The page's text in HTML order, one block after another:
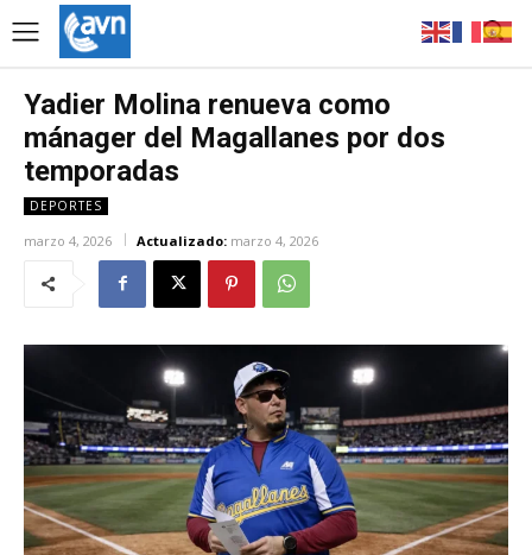
Yadier Molina renueva como
mánager del Magallanes por dos
temporadas
DEPORTES
marzo 4, 2026 Actualizado: marzo 4, 2026